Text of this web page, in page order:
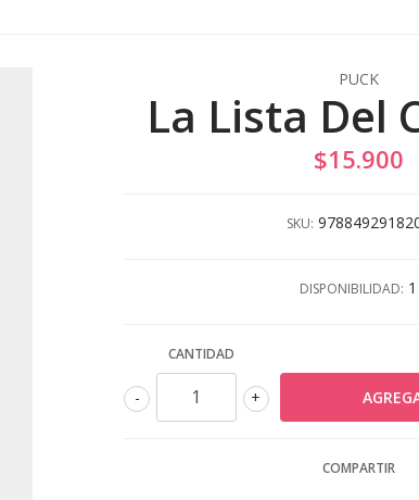
PUCK
La Lista Del
$15.900
SKU:
DISPONIBILIDAD: 1
CANTIDAD
+
-
COMPARTIR